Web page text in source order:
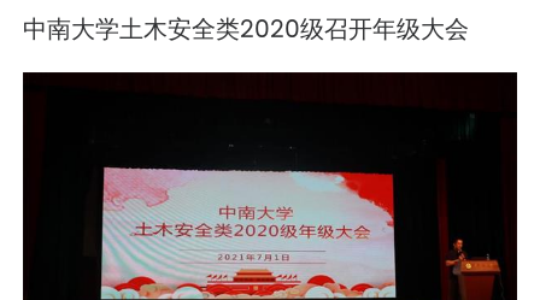
中南大学土木安全类2020级召开年级大会